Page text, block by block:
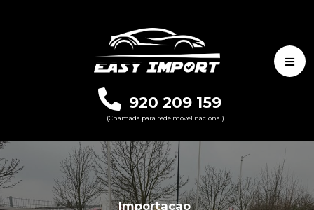
920 209 159
(Chamada para rede móvel nacional)
Importação